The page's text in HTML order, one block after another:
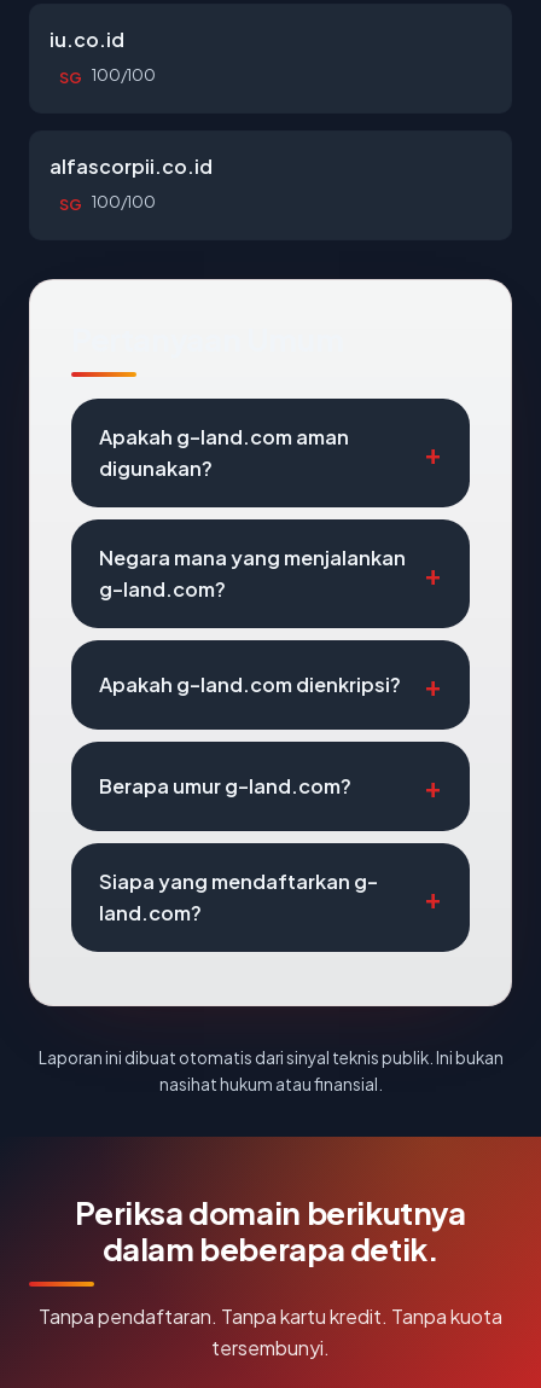
iu.co.id
SG 100/100
alfascorpii.co.id
SG 100/100
Apakah g-land.com aman
digunakan?
Negara mana yang menjalankan
g-land.com?
Apakah g-land.com dienkripsi?
Berapa umur g-land.com?
Siapa yang mendaftarkan g-
land.com?
Laporan ini dibuat otomatis dari sinyal teknis publik. Ini bukan
nasihat hukum atau finansial.
Periksa domain berikutnya
dalam beberapa detik.
Tanpa pendaftaran. Tanpa kartu kredit. Tanpa kuota
tersembunyi.